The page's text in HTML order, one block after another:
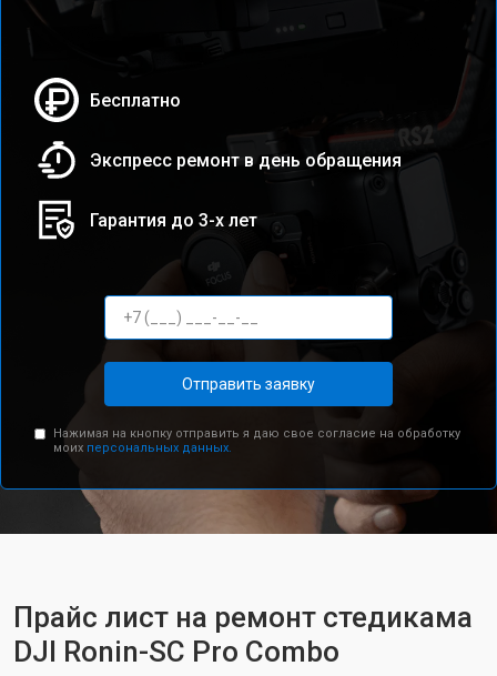
Бесплатно
Экспресс ремонт в день обращения
Гарантия до 3-х лет
Отправить заявку
Нажимая на кнопку отправить я даю свое согласие на обработку
моих персональных данных.
Прайс лист на ремонт стедикама
DJI Ronin-SC Pro Combo